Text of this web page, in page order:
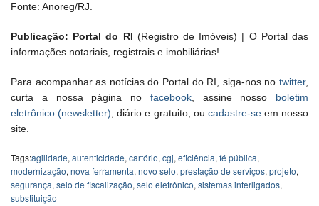
Fonte: Anoreg/RJ.
Publicação: Portal do RI (Registro de Imóveis) | O Portal das
informações notariais, registrais e imobiliárias!
Para acompanhar as notícias do Portal do RI, siga-nos no twitter,
curta a nossa página no facebook, assine nosso boletim
eletrônico (newsletter) , diário e gratuito, ou cadastre-seem nosso
site.
Tags:agilidade, autenticidade, cartório, cgj, eficiência, fé pública,
modernização, nova ferramenta, novo selo, prestação de serviços, projeto,
segurança, selo de fiscalização, selo eletrônico, sistemas interligados,
substituição